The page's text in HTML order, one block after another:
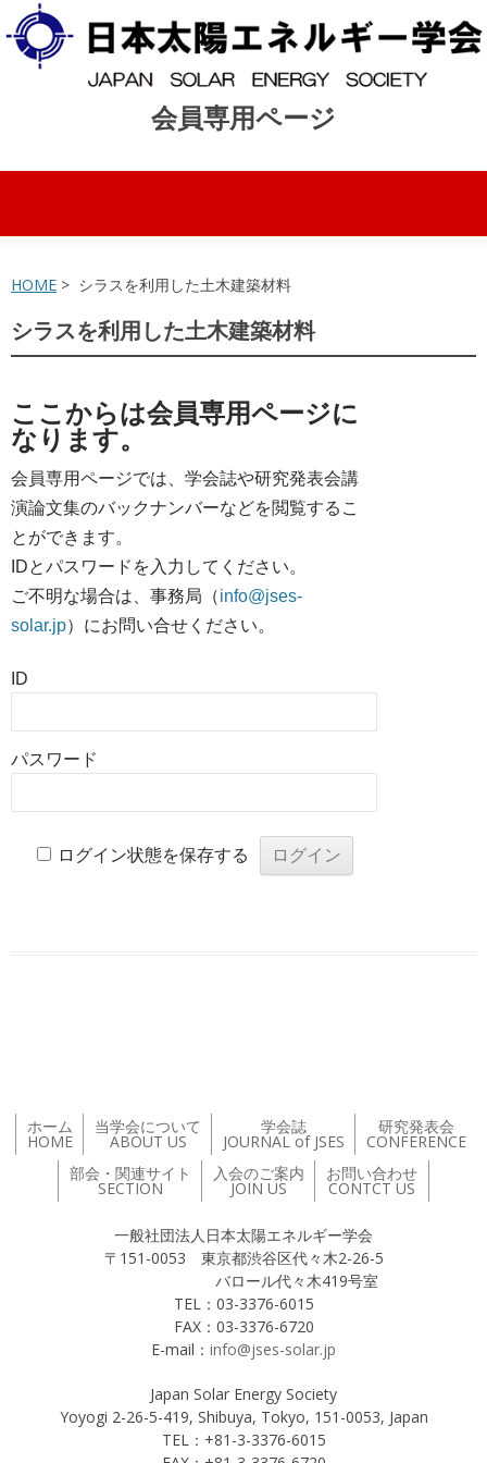
会員専用ページ
コンテンツへスキップ
HOME > シラスを利用した土木建築材料
シラスを利用した土木建築材料
ここからは会員専用ページに
なります。
会員専用ページでは、学会誌や研究発表会講
演論文集のバックナンバーなどを閲覧するこ
とができます。
IDとパスワードを入力してください。
ご不明な場合は、事務局（info@jses-
solar.jp）にお問い合せください。
ID
パスワード
ログイン状態を保存する
ホーム
HOME
当学会について
ABOUT US
学会誌
JOURNAL of JSES
研究発表会
CONFERENCE
部会・関連サイト
SECTION
入会のご案内
JOIN US
お問い合わせ
CONTCT US
一般社団法人日本太陽エネルギー学会
〒151-0053 東京都渋谷区代々木2-26-5
バロール代々木419号室
TEL：03-3376-6015
FAX：03-3376-6720
E-mail： info@jses-solar.jp
Japan Solar Energy Society
Yoyogi 2-26-5-419, Shibuya, Tokyo, 151-0053, Japan
TEL：+81-3-3376-6015